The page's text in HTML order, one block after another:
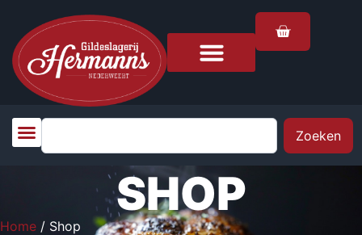
Zoeken
SHOP
Home / Shop